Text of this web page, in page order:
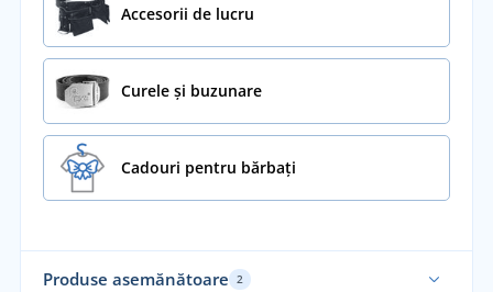
Accesorii de lucru
Curele și buzunare
Cadouri pentru bărbați
Produse asemănătoare 2